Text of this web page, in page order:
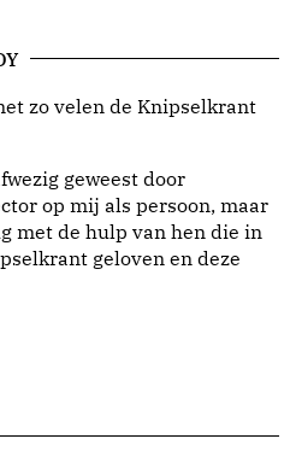
zo velen de Knipselkrant
geweest door
op mij als persoon, maar
met de hulp van hen die in
geloven en deze